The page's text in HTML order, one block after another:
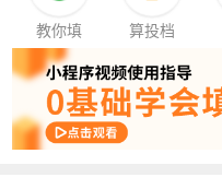
教你填 算投档